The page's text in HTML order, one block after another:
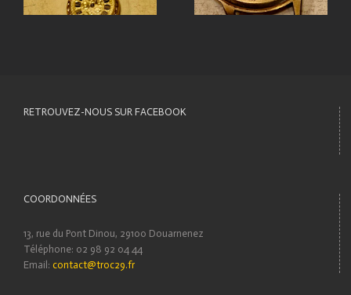
RETROUVEZ-NOUS SUR FACEBOOK
COORDONNÉES
13, rue du Pont Dinou, 29100 Douarnenez
Téléphone: 02 98 92 04 44
Email: contact@troc29.fr